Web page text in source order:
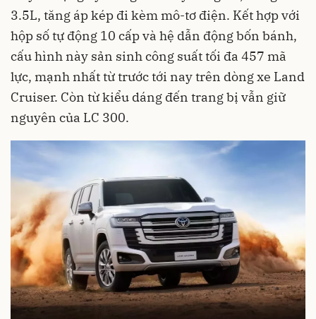
3.5L, tăng áp kép đi kèm mô-tơ điện. Kết hợp với
hộp số tự động 10 cấp và hệ dẫn động bốn bánh,
cấu hình này sản sinh công suất tối đa 457 mã
lực, mạnh nhất từ trước tới nay trên dòng xe Land
Cruiser. Còn từ kiểu dáng đến trang bị vẫn giữ
nguyên của LC 300.